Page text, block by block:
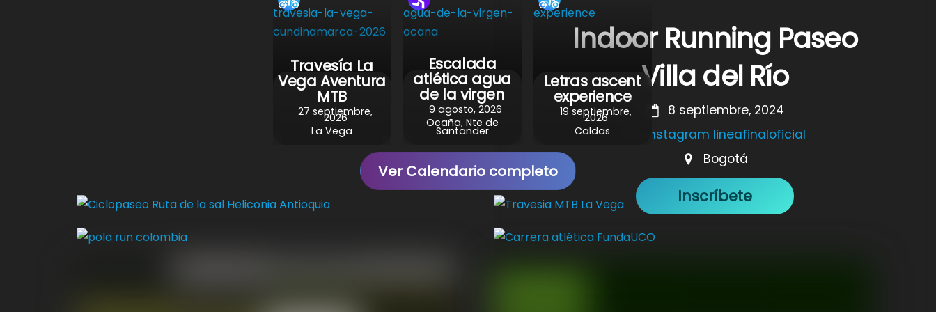
Indoor Running Paseo
Villa del Río
8 septiembre, 2024
Instagram lineafinaloficial
Bogotá
Inscríbete
k
Travesía La
Vega Aventura
MTB
27 septiembre,
2026
La Vega
Escalada
atlética agua
de la virgen
9 agosto, 2026
Ocaña, Nte de
Santander
Letras ascent
experience
19 septiembre,
2026
Caldas
Ver Calendario completo